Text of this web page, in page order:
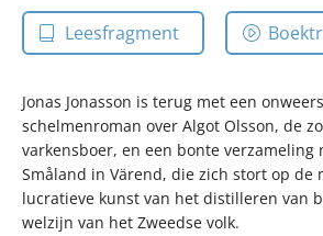
Leesfragment
Jonas Jonasson is terug met een
schelmenroman over Algot Olsson, de
varkensboer, en een bonte verzameling
Småland in Värend, die zich stort op de
lucratieve kunst van het distilleren van
welzijn van het Zweedse volk.